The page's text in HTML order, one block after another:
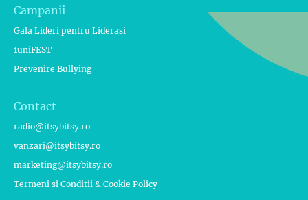
Campanii
Gala Lideri pentru Liderasi
1uniFEST
Prevenire Bullying
Contact
radio@itsybitsy.ro
vanzari@itsybitsy.ro
marketing@itsybitsy.ro
Termeni si Conditii & Cookie Policy